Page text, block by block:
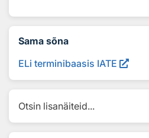
Sama sõna
ELi terminibaasis IATE
Otsin lisanäiteid...